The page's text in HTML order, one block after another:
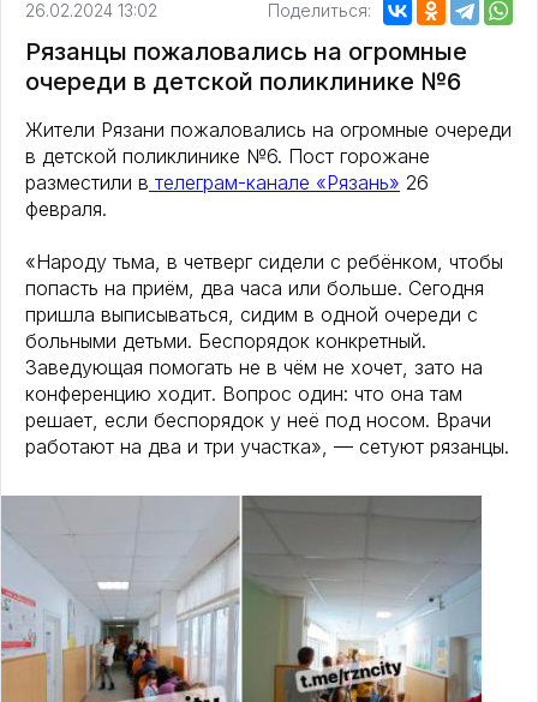
26.02.2024 13:02 Поделиться:
Рязанцы пожаловались на огромные
очереди в детской поликлинике №6
Жители Рязани пожаловались на огромные очереди
в детской поликлинике №6. Пост горожане
разместили в телеграм-канале «Рязань» 26
февраля.
«Народу тьма, в четверг сидели с ребёнком, чтобы
попасть на приём, два часа или больше. Сегодня
пришла выписываться, сидим в одной очереди с
больными детьми. Беспорядок конкретный.
Заведующая помогать не в чём не хочет, зато на
конференцию ходит. Вопрос один: что она там
решает, если беспорядок у неё под носом. Врачи
работают на два и три участка», — сетуют рязанцы.